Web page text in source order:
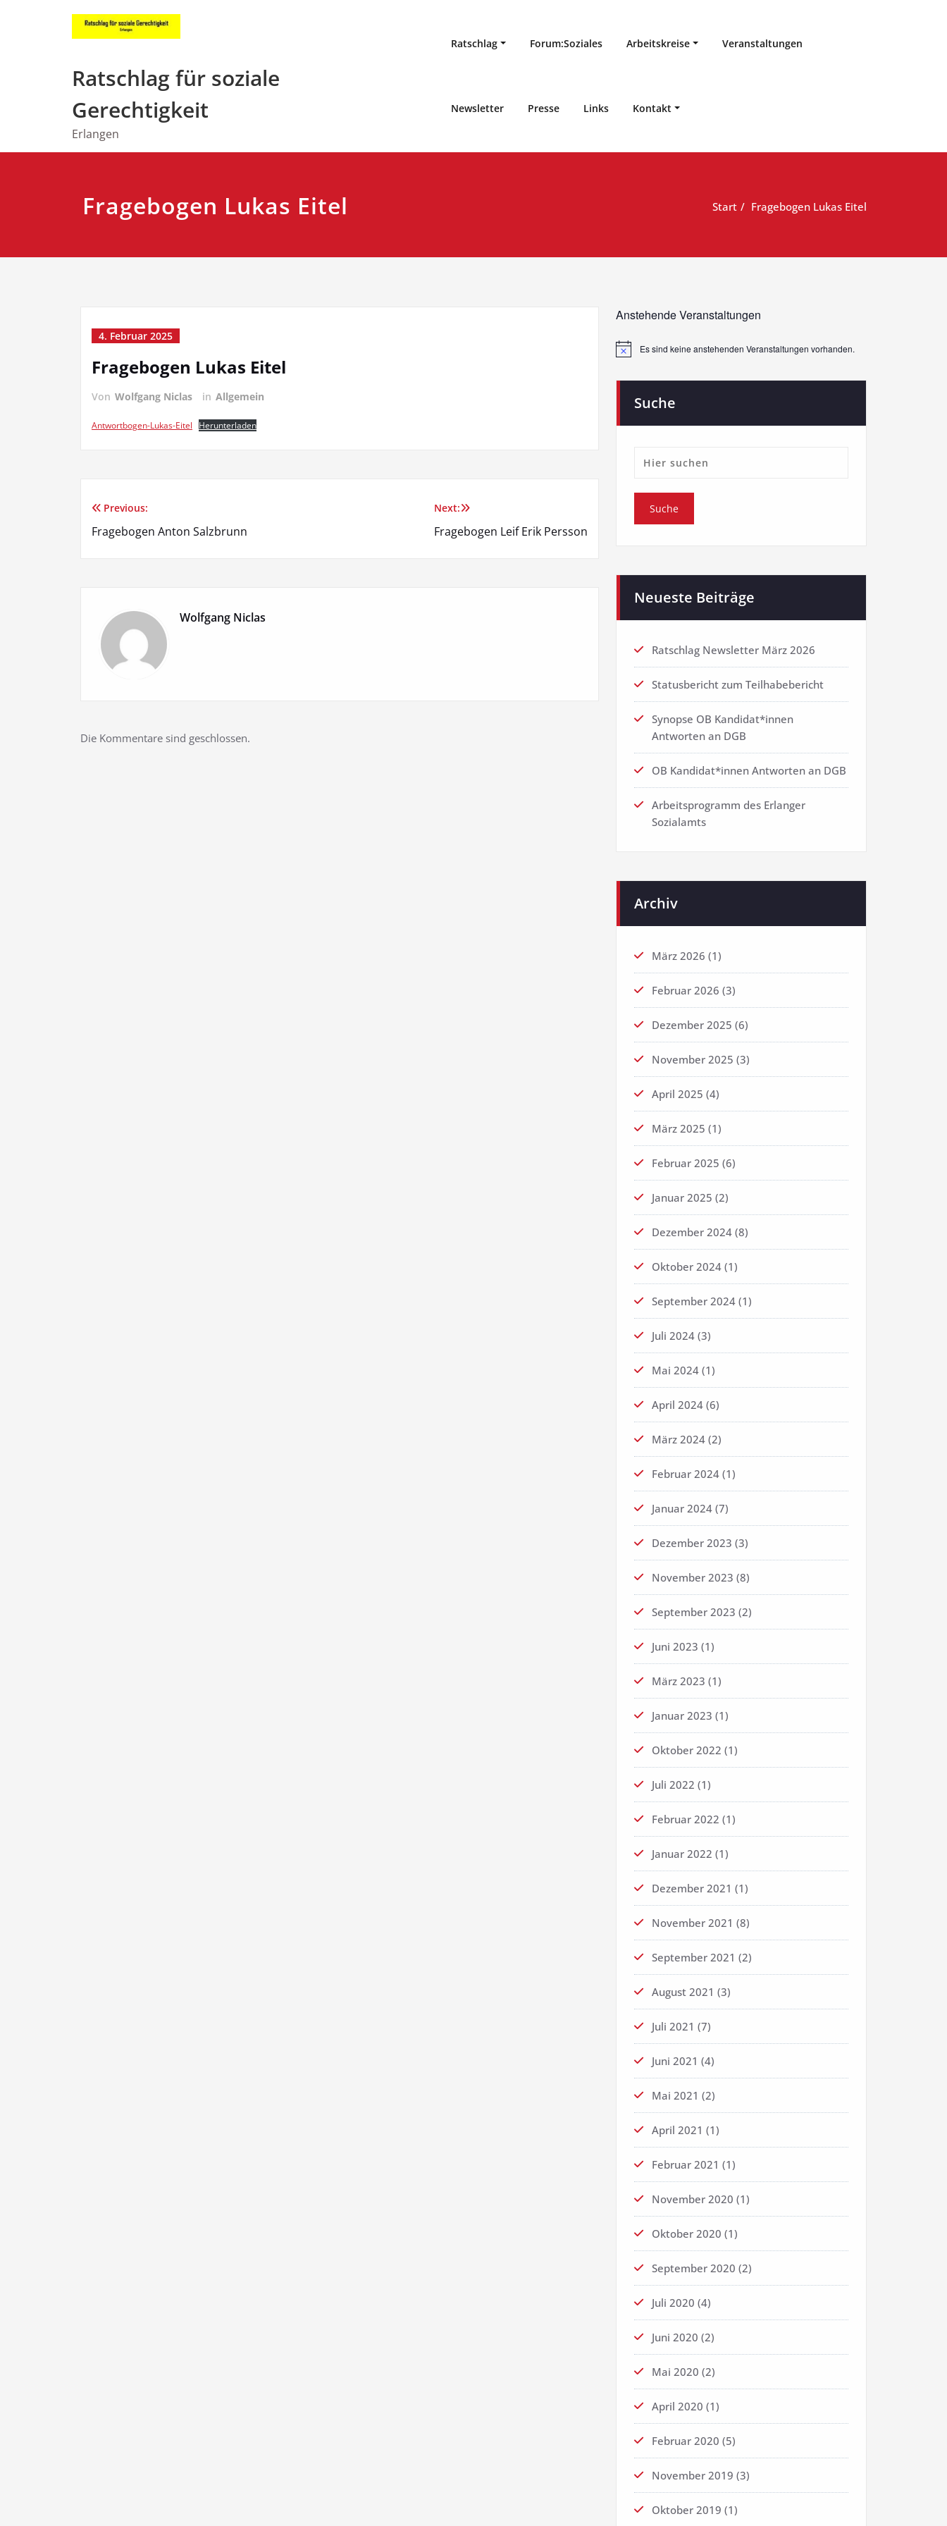
Ratschlag für soziale
Gerechtigkeit
Erlangen
Ratschlag Forum:Soziales Arbeitskreise Veranstaltungen
Newsletter Presse Links Kontakt
Fragebogen Lukas Eitel Start Fragebogen Lukas Eitel
4. Februar 2025
Fragebogen Lukas Eitel
Von Wolfgang Niclas in Allgemein
Antwortbogen-Lukas-Eitel Herunterladen
Beitragsnavigation
Previous:
Fragebogen Anton Salzbrunn
Next:
Fragebogen Leif Erik Persson
Wolfgang Niclas
Die Kommentare sind geschlossen.
Anstehende Veranstaltungen
HinweisEs sind keine anstehenden Veranstaltungen vorhanden.
Suche
Neueste Beiträge
Ratschlag Newsletter März 2026
Statusbericht zum Teilhabebericht
Synopse OB Kandidat*innen
Antworten an DGB
OB Kandidat*innen Antworten an DGB
Arbeitsprogramm des Erlanger
Sozialamts
Archiv
März 2026 (1)
Februar 2026 (3)
Dezember 2025 (6)
November 2025 (3)
April 2025 (4)
März 2025 (1)
Februar 2025 (6)
Januar 2025 (2)
Dezember 2024 (8)
Oktober 2024 (1)
September 2024 (1)
Juli 2024 (3)
Mai 2024 (1)
April 2024 (6)
März 2024 (2)
Februar 2024 (1)
Januar 2024 (7)
Dezember 2023 (3)
November 2023 (8)
September 2023 (2)
Juni 2023 (1)
März 2023 (1)
Januar 2023 (1)
Oktober 2022 (1)
Juli 2022 (1)
Februar 2022 (1)
Januar 2022 (1)
Dezember 2021 (1)
November 2021 (8)
September 2021 (2)
August 2021 (3)
Juli 2021 (7)
Juni 2021 (4)
Mai 2021 (2)
April 2021 (1)
Februar 2021 (1)
November 2020 (1)
Oktober 2020 (1)
September 2020 (2)
Juli 2020 (4)
Juni 2020 (2)
Mai 2020 (2)
April 2020 (1)
Februar 2020 (5)
November 2019 (3)
Oktober 2019 (1)